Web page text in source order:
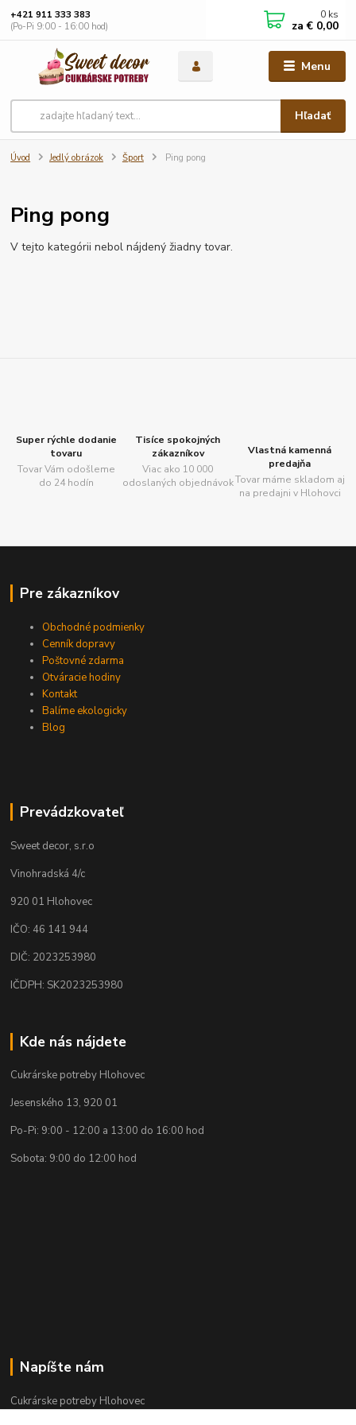
Menu
Hľadať
+421 911 333 383
(Po-Pi 9:00 - 16:00 hod)
0 ks
za € 0,00
Úvod Jedlý obrázok Šport Ping pong
Ping pong
V tejto kategórii nebol nájdený žiadny tovar.
Super rýchle dodanie
tovaru
Tovar Vám odošleme
do 24 hodín
Tisíce spokojných
zákazníkov
Viac ako 10 000
odoslaných objednávok
Vlastná kamenná
predajňa
Tovar máme skladom aj
na predajni v Hlohovci
Pre zákazníkov
Obchodné podmienky
Cenník dopravy
Poštovné zdarma
Otváracie hodiny
Kontakt
Balíme ekologicky
Blog
Prevádzkovateľ
Sweet decor, s.r.o
Vinohradská 4/c
920 01 Hlohovec
IČO: 46 141 944
DIČ: 2023253980
IČDPH: SK2023253980
Kde nás nájdete
Cukrárske potreby Hlohovec
Jesenského 13, 920 01
Po-Pi: 9:00 - 12:00 a 13:00 do 16:00 hod
Sobota: 9:00 do 12:00 hod
Napíšte nám
Cukrárske potreby Hlohovec